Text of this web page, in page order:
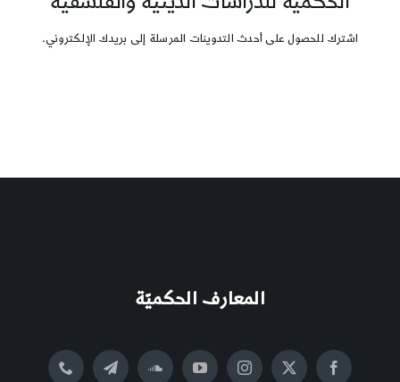
اشترك للحصول على أحدث التدوينات المرسلة إلى بريدك الإلكتروني.
المعارف الحكميّة